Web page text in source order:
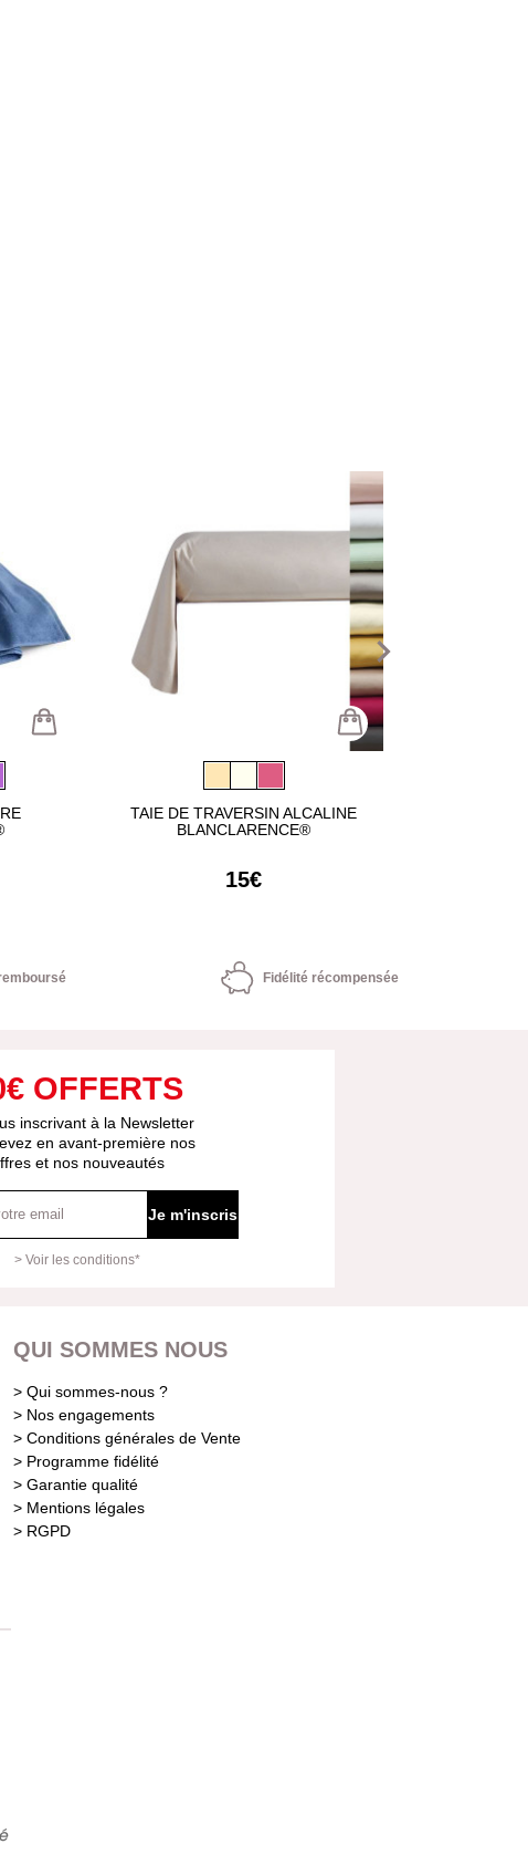
TAIE DE TRAVERSIN ALCALINE
BLANCLARENCE®
15€
navigate_next
Fidélité récompensée
OFFERTS
inscrivant à la Newsletter
en avant-première nos
et nos nouveautés
Je m'inscris
> Voir les conditions*
QUI SOMMES NOUS
> Qui sommes-nous ?
> Nos engagements
> Conditions générales de Vente
> Programme fidélité
> Garantie qualité
> Mentions légales
> RGPD